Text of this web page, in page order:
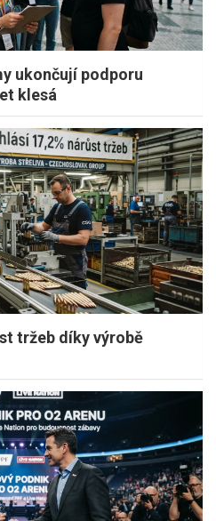
ukončují podporu
klesá
tržeb díky výrobě